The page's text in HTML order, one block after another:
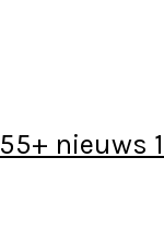
55+ nieuws